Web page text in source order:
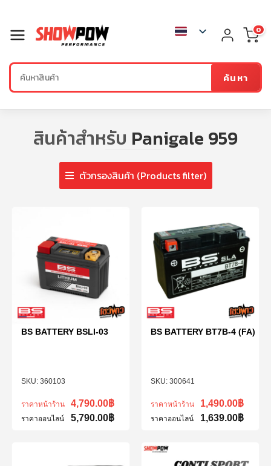
ค้นหา
0
สินค้าสำหรับ Panigale 959
ตัวกรองสินค้า (Products filter)
360103
BS BATTERY BSLI-03
ราคาหน้าร้าน 4,790.00฿
ราคาออนไลน์ 5,790.00฿
300641
BS BATTERY BT7B-4 (FA)
ราคาหน้าร้าน 1,490.00฿
ราคาออนไลน์ 1,639.00฿